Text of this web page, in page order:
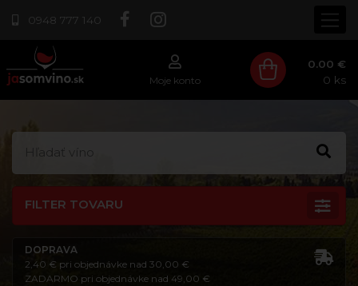
0948 777 140
Moje konto
0.00 €
0 ks
FILTER TOVARU
DOPRAVA
2,40 € pri objednávke nad 30,00 €
ZADARMO pri objednávke nad 49,00 €